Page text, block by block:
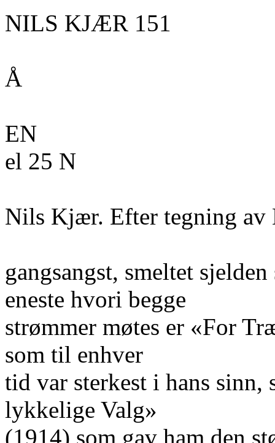
NILS KJÆR 151
Å
EN
el 25 N
Nils Kjær. Efter tegning av
gangsangst, smeltet
eneste hvori begge
strømmer møtes er «For
som til enhver
tid var sterkest i hans
lykkelige Valg»
(1914) som gav ham den